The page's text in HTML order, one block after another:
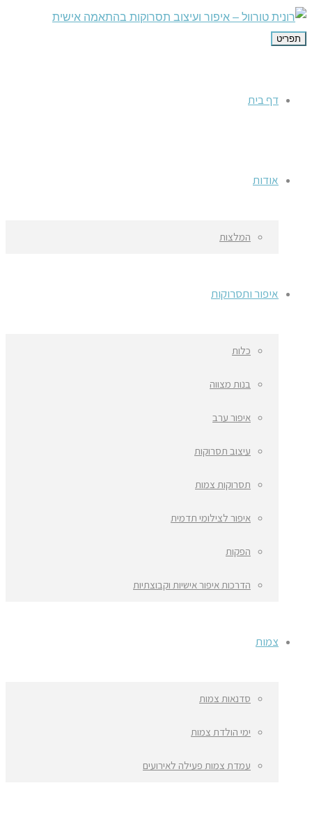
תפריט
דף בית
אודות
המלצות
איפור ותסרוקות
כלות
בנות מצווה
איפור ערב
עיצוב תסרוקות
תסרוקות צמות
איפור לצילומי תדמית
הפקות
הדרכות איפור אישיות וקבוצתיות
צמות
סדנאות צמות
ימי הולדת צמות
עמדת צמות פעילה לאירועים